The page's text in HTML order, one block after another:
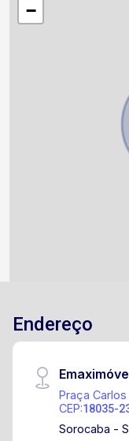
−
Endereço
Praça
CEP:18035-
Sorocaba -